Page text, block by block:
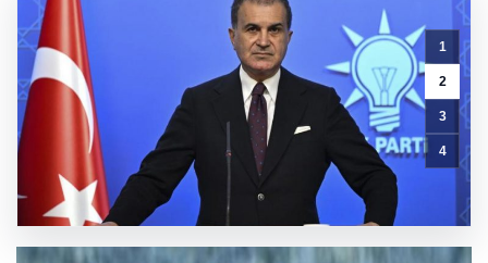
1
2
3
4
Ertuğrul
Özkök
Hakkında
Cumhurbaşkanına
Hakaret
Soruşturması
Başlatıldı